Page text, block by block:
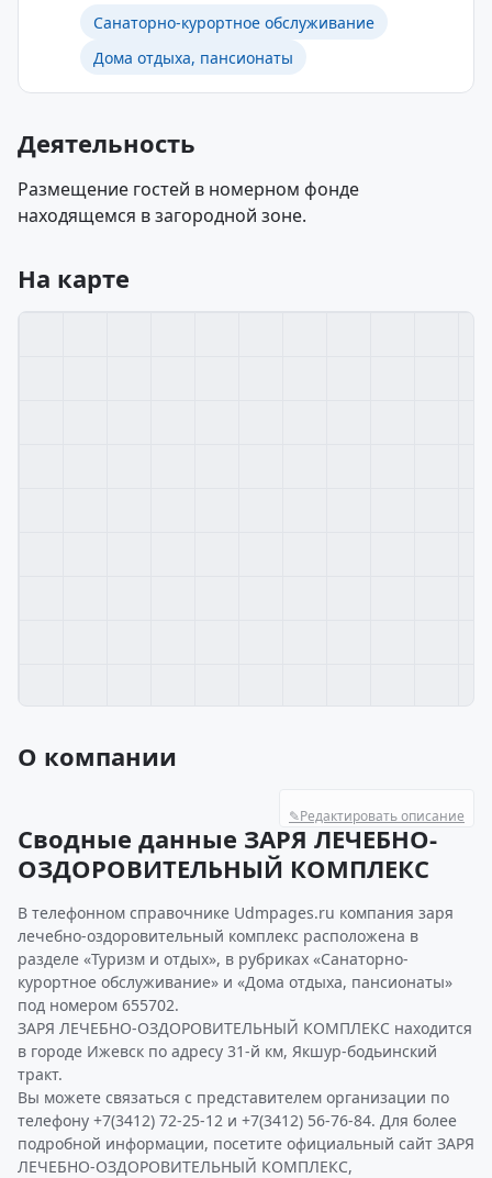
Санаторно-курортное обслуживание
Дома отдыха, пансионаты
Деятельность
Размещение гостей в номерном фонде
находящемся в загородной зоне.
На карте
О компании
✎Редактировать описание
Сводные данные ЗАРЯ ЛЕЧЕБНО-
ОЗДОРОВИТЕЛЬНЫЙ КОМПЛЕКС
В телефонном справочнике Udmpages.ru компания заря
лечебно-оздоровительный комплекс расположена в
разделе «Туризм и отдых», в рубриках «Санаторно-
курортное обслуживание» и «Дома отдыха, пансионаты»
под номером 655702.
ЗАРЯ ЛЕЧЕБНО-ОЗДОРОВИТЕЛЬНЫЙ КОМПЛЕКС находится
в городе Ижевск по адресу 31-й км, Якшур-бодьинский
тракт.
Вы можете связаться с представителем организации по
телефону +7(3412) 72-25-12 и +7(3412) 56-76-84. Для более
подробной информации, посетите официальный сайт ЗАРЯ
ЛЕЧЕБНО-ОЗДОРОВИТЕЛЬНЫЙ КОМПЛЕКС,